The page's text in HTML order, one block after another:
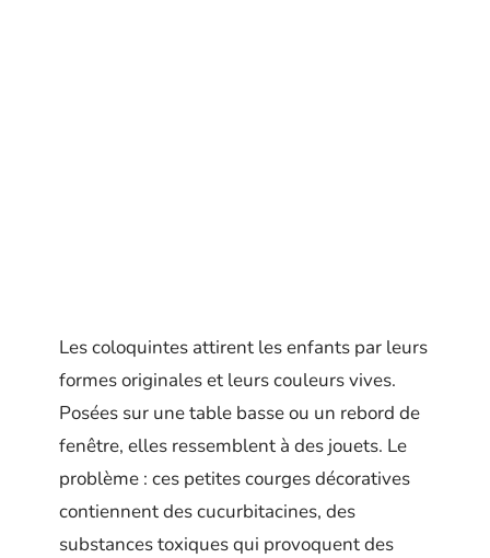
Les coloquintes attirent les enfants par leurs
formes originales et leurs couleurs vives.
Posées sur une table basse ou un rebord de
fenêtre, elles ressemblent à des jouets. Le
problème : ces petites courges décoratives
contiennent des cucurbitacines, des
substances toxiques qui provoquent des